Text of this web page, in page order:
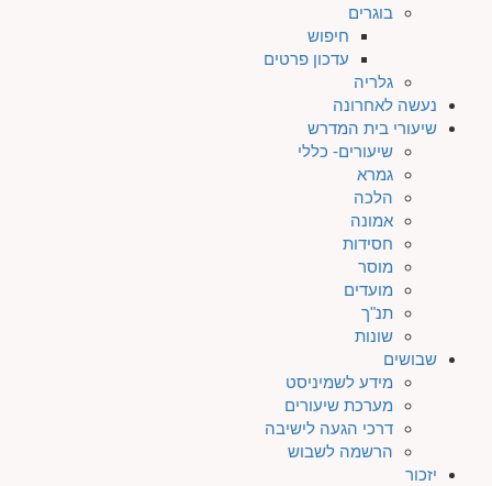
בוגרים
חיפוש
עדכון פרטים
גלריה
נעשה לאחרונה
שיעורי בית המדרש
שיעורים- כללי
גמרא
הלכה
אמונה
חסידות
מוסר
מועדים
תנ"ך
שונות
שבושים
מידע לשמיניסט
מערכת שיעורים
דרכי הגעה לישיבה
הרשמה לשבוש
יזכור